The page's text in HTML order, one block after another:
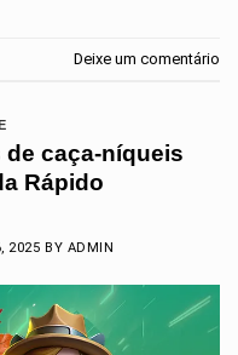
Deixe um comentário
caça-níqueis
Rápido
2025 BY ADMIN